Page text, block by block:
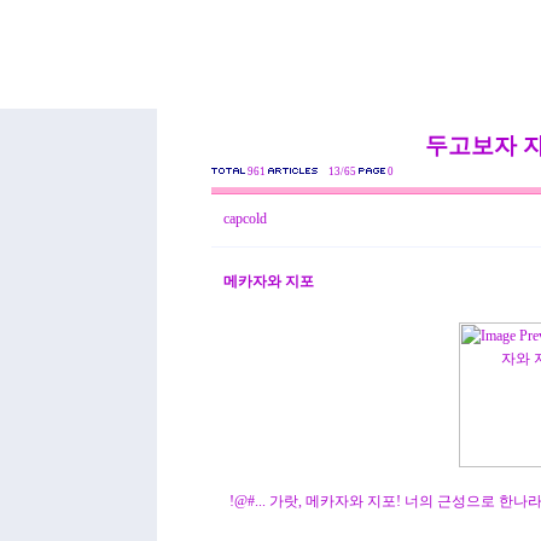
두고보자
961 13/65 0
capcold
메카자와 지포
!@#... 가랏, 메카자와 지포! 너의 근성으로 한나